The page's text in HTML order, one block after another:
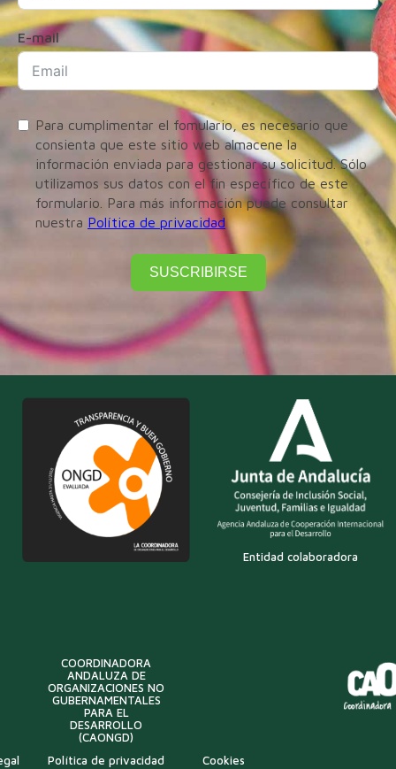
E-mail
Para cumplimentar el fomulario, es necesario que
consienta que este sitio web almacene la
información enviada para gestionar su solicitud. Sólo
utilizamos sus datos con el fin específico de este
formulario. Para más información puede consultar
nuestra Política de privacidad
SUSCRIBIRSE
Entidad colaboradora
COORDINADORA
ANDALUZA DE
ORGANIZACIONES NO
GUBERNAMENTALES
PARA EL
DESARROLLO
(CAONGD)
Política de privacidad Cookies